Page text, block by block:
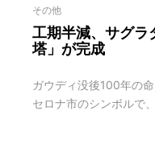
その他
工期半減、サグラ
塔」が完成
ガウディ没後100年の
セロナ市のシンボルで